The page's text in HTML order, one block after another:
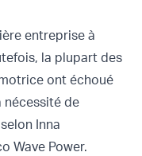
entreprise à
la plupart des
ont échoué
nécessité de
Inna
Wave Power.